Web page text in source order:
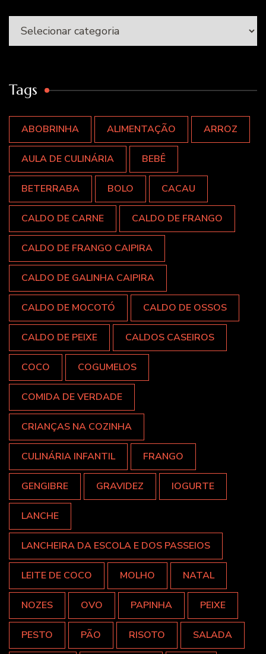
Categorias
Tags
ABOBRINHA ALIMENTAÇÃO ARROZ
AULA DE CULINÁRIA BEBÊ
BETERRABA BOLO CACAU
CALDO DE CARNE CALDO DE FRANGO
CALDO DE FRANGO CAIPIRA
CALDO DE GALINHA CAIPIRA
CALDO DE MOCOTÓ CALDO DE OSSOS
CALDO DE PEIXE CALDOS CASEIROS
COCO COGUMELOS
COMIDA DE VERDADE
CRIANÇAS NA COZINHA
CULINÁRIA INFANTIL FRANGO
GENGIBRE GRAVIDEZ IOGURTE
LANCHE
LANCHEIRA DA ESCOLA E DOS PASSEIOS
LEITE DE COCO MOLHO NATAL
NOZES OVO PAPINHA PEIXE
PESTO PÃO RISOTO SALADA